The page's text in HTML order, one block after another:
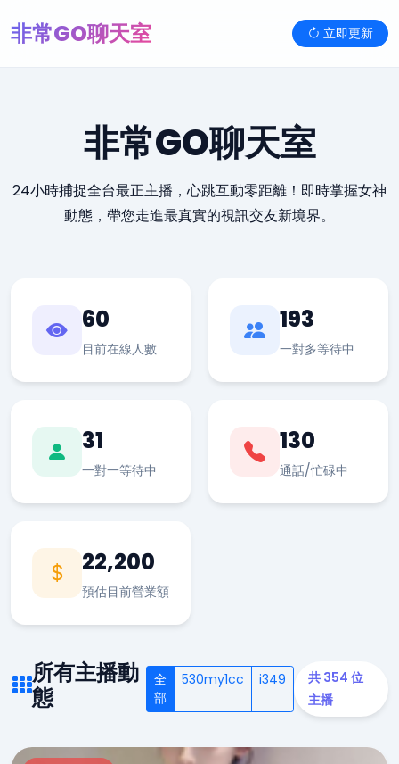
非常GO聊天室 立即更新
非常GO聊天室
24小時捕捉全台最正主播，心跳互動零距離！即時掌握女神
動態，帶您走進最真實的視訊交友新境界。
60
目前在線人數
193
一對多等待中
31
一對一等待中
130
通話/忙碌中
22,200
預估目前營業額
所有主播動
態
全
部
530my1cc i349
共 354 位
主播